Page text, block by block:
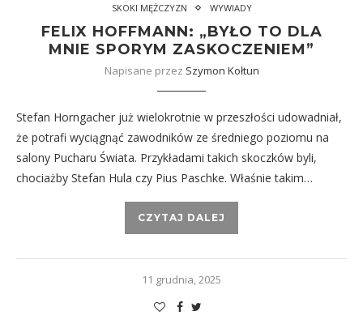
SKOKI MĘŻCZYZN WYWIADY
FELIX HOFFMANN: „BYŁO TO DLA
MNIE SPORYM ZASKOCZENIEM”
Napisane przez Szymon Kołtun
Stefan Horngacher już wielokrotnie w przeszłości udowadniał,
że potrafi wyciągnąć zawodników ze średniego poziomu na
salony Pucharu Świata. Przykładami takich skoczków byli,
chociażby Stefan Hula czy Pius Paschke. Właśnie takim…
CZYTAJ DALEJ
11 grudnia, 2025